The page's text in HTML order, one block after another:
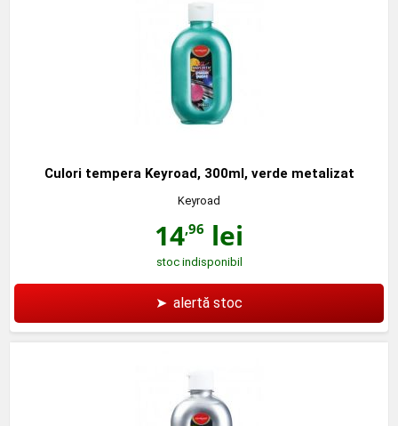
Culori tempera Keyroad, 300ml, verde metalizat
Keyroad
14,96 lei
stoc indisponibil
➤ alertă stoc